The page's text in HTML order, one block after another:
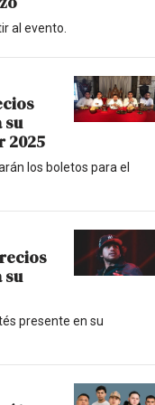
al evento.
su
2025
los boletos para el
su
presente en su